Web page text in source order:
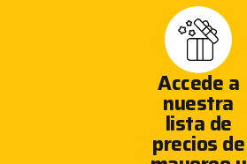
Accede a
nuestra
lista de
precios de